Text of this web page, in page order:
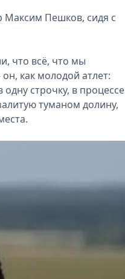
Максим Пешков, сидя с
что всё, что мы
как молодой атлет:
строчку, в процессе
туманом долину,